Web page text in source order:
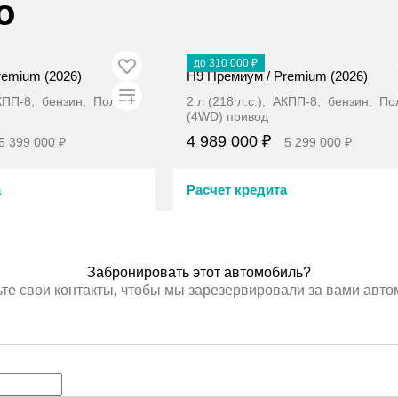
(2026)
8, бензин, Полный
5 399 000 ₽
до 310 000 ₽
В наличии
H9 Премиум / Premium (2026)
2 л (218 л.с.), АКПП-8, бензин,
(4WD) привод
4 989 000 ₽ 5 299 000 ₽
Расчет кредита
Забронировать этот автомобиль?
свои контакты, чтобы мы зарезервировали за вами